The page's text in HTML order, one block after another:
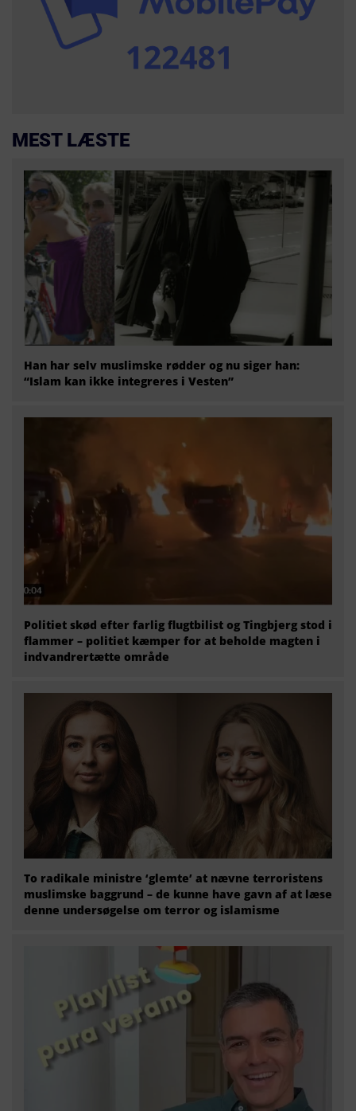
MEST LÆSTE
Han har selv muslimske rødder og nu siger han:
“Islam kan ikke integreres i Vesten”
Politiet skød efter farlig flugtbilist og Tingbjerg stod i
flammer – politiet kæmper for at beholde magten i
indvandrertætte område
To radikale ministre ‘glemte’ at nævne terroristens
muslimske baggrund – de kunne have gavn af at læse
denne undersøgelse om terror og islamisme